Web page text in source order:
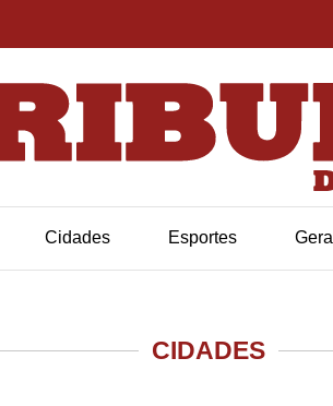
Cidades Esportes Geral
CIDADES